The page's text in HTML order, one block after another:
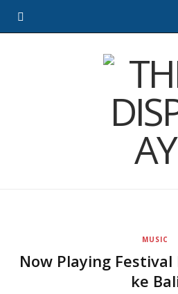
MUSIC
Now Playing Festival
ke